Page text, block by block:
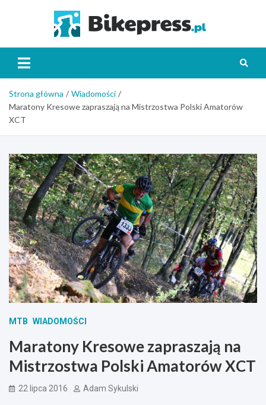
Strona główna
Wiadomości
Maratony Kresowe zapraszają na Mistrzostwa Polski Amatorów
XCT
MTB WIADOMOŚCI
Maratony Kresowe zapraszają na
Mistrzostwa Polski Amatorów XCT
22 lipca 2016 Adam Sykulski